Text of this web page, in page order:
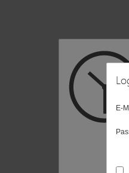
E-